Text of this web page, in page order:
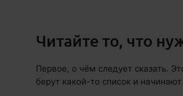
Читайте то, что
Первое, о чём следует сказать.
берут какой-то список и